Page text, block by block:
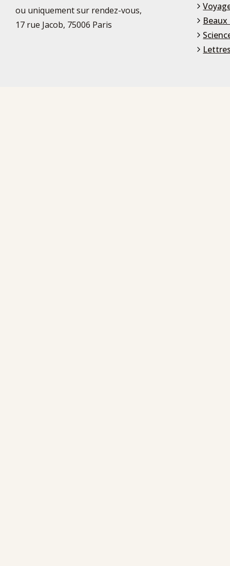
ou uniquement sur rendez-vous,
17 rue Jacob, 75006 Paris